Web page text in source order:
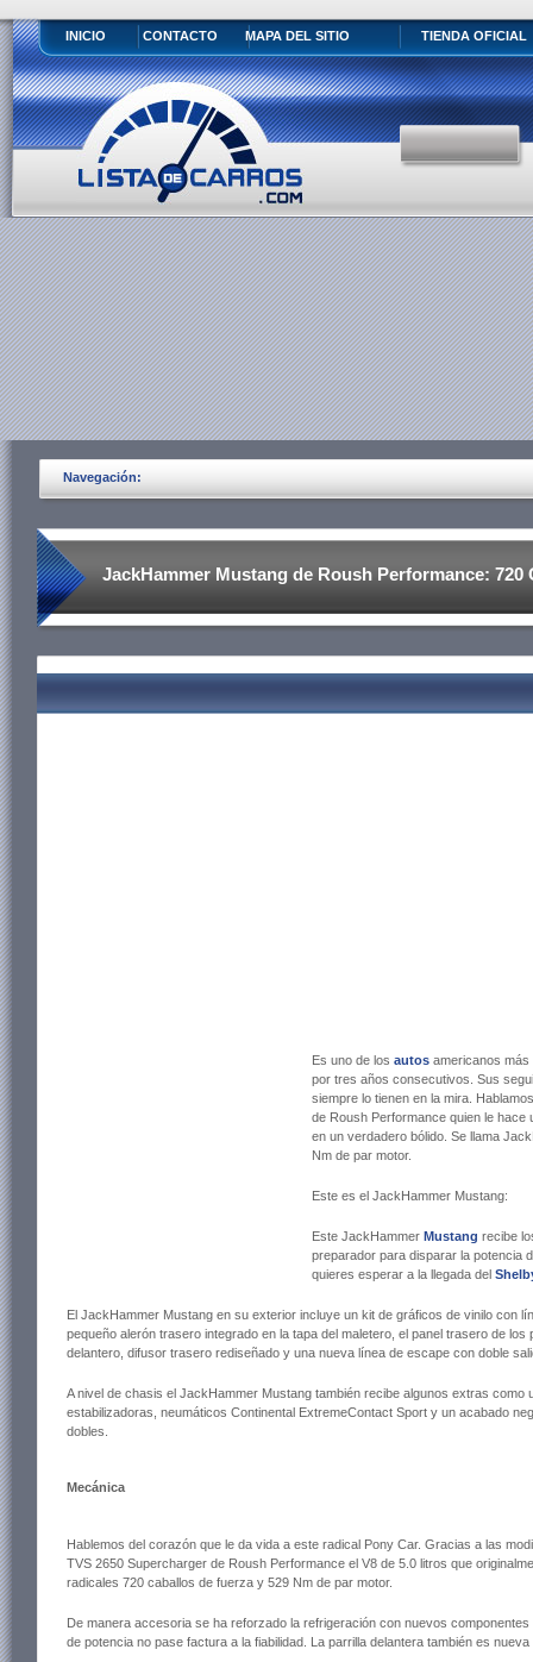
INICIO CONTACTO MAPA DEL SITIO TIENDA OFICIAL
Navegación:
JackHammer Mustang de Roush Performance: 720
Es uno de los autos americanos más
por tres años consecutivos. Sus
siempre lo tienen en la mira.
de Roush Performance quien le
en un verdadero bólido. Se llama
Nm de par motor.
Este es el JackHammer Mustang:
Este JackHammer Mustang recibe
preparador para disparar la potencia
quieres esperar a la llegada del
El JackHammer Mustang en su exterior incluye un kit de gráficos de vinilo con
pequeño alerón trasero integrado en la tapa del maletero, el panel trasero de
delantero, difusor trasero rediseñado y una nueva línea de escape con doble
A nivel de chasis el JackHammer Mustang también recibe algunos extras
estabilizadoras, neumáticos Continental ExtremeContact Sport y un acabado
dobles.
Mecánica
Hablemos del corazón que le da vida a este radical Pony Car. Gracias a las
TVS 2650 Supercharger de Roush Performance el V8 de 5.0 litros que
radicales 720 caballos de fuerza y 529 Nm de par motor.
De manera accesoria se ha reforzado la refrigeración con nuevos
de potencia no pase factura a la fiabilidad. La parrilla delantera también es